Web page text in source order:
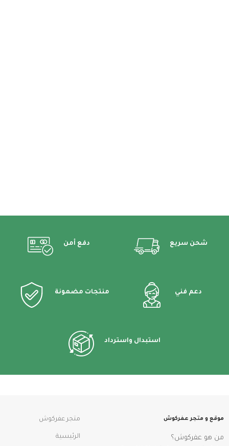
شحن سريع دفع أمن
دعم فني منتجات مضمونة
استبدال واسترداد
موقع و متجر عفركوش
من هو عفركوش؟
متجر عفركوش
الرئيسية